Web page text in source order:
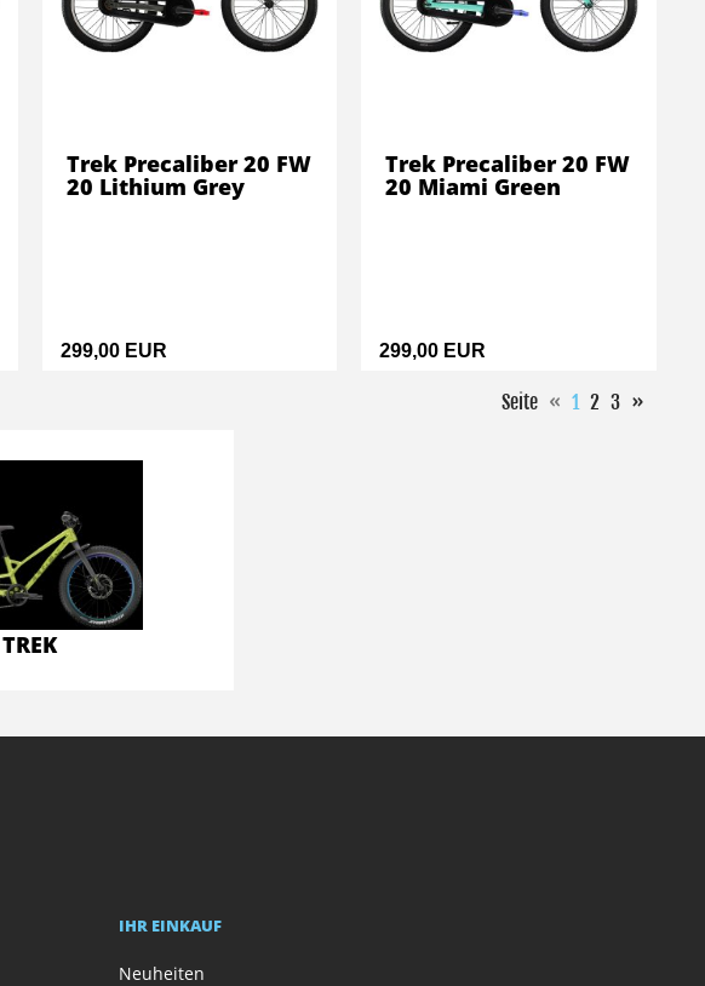
299,00 EUR
Trek Precaliber 20 FW
20 Lithium Grey
299,00 EUR
Trek Precaliber 20 FW
20 Miami Green
Seite « 1 2 3 »
TREK
IHR EINKAUF
Neuheiten